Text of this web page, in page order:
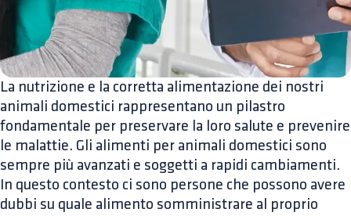
La nutrizione e la corretta alimentazione dei nostri
animali domestici rappresentano un pilastro
fondamentale per preservare la loro salute e prevenire
le malattie. Gli alimenti per animali domestici sono
sempre più avanzati e soggetti a rapidi cambiamenti.
In questo contesto ci sono persone che possono avere
dubbi su quale alimento somministrare al proprio